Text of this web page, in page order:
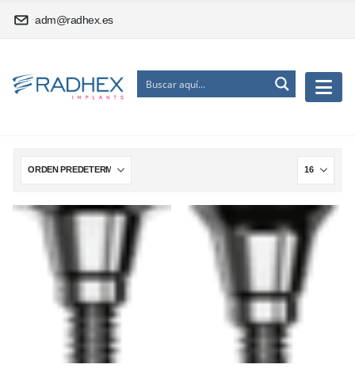
adm@radhex.es